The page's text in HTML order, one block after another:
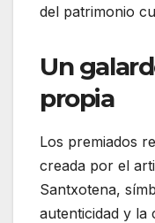
del patrimonio
Un
propia
Los premiados
creada por el
Santxotena,
autenticidad y la